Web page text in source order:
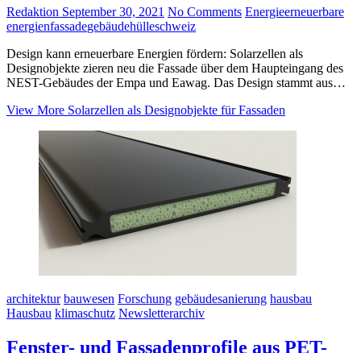
Redaktion September 30, 2021 No Comments Energieerneuerbare
energienfassadegebäudehülleschweiz
Design kann erneuerbare Energien fördern: Solarzellen als
Designobjekte zieren neu die Fassade über dem Haupteingang des
NEST-Gebäudes der Empa und Eawag. Das Design stammt aus…
View More Solarzellen als Designobjekte für Fassaden
architektur bauwesen Forschung gebäudesanierung hausbau
Hausbau klimaschutz Newsletterarchiv
Fenster- und Fassadenprofile aus PET-